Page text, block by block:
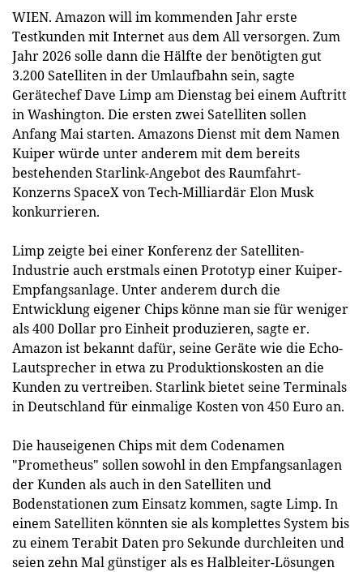
WIEN. Amazon will im kommenden Jahr erste
Testkunden mit Internet aus dem All versorgen. Zum
Jahr 2026 solle dann die Hälfte der benötigten gut
3.200 Satelliten in der Umlaufbahn sein, sagte
Gerätechef Dave Limp am Dienstag bei einem Auftritt
in Washington. Die ersten zwei Satelliten sollen
Anfang Mai starten. Amazons Dienst mit dem Namen
Kuiper würde unter anderem mit dem bereits
bestehenden Starlink-Angebot des Raumfahrt-
Konzerns SpaceX von Tech-Milliardär Elon Musk
konkurrieren.
Limp zeigte bei einer Konferenz der Satelliten-
Industrie auch erstmals einen Prototyp einer Kuiper-
Empfangsanlage. Unter anderem durch die
Entwicklung eigener Chips könne man sie für weniger
als 400 Dollar pro Einheit produzieren, sagte er.
Amazon ist bekannt dafür, seine Geräte wie die Echo-
Lautsprecher in etwa zu Produktionskosten an die
Kunden zu vertreiben. Starlink bietet seine Terminals
in Deutschland für einmalige Kosten von 450 Euro an.
Die hauseigenen Chips mit dem Codenamen
"Prometheus" sollen sowohl in den Empfangsanlagen
der Kunden als auch in den Satelliten und
Bodenstationen zum Einsatz kommen, sagte Limp. In
einem Satelliten könnten sie als komplettes System bis
zu einem Terabit Daten pro Sekunde durchleiten und
seien zehn Mal günstiger als es Halbleiter-Lösungen